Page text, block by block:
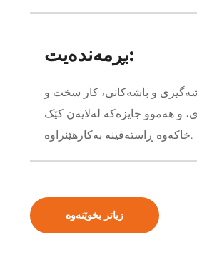
بڕمەندەیت:
و باشەکانی، کار سخت و
و هەموو جایزەکە لەلایەن کێک
خاکەوە ڕاستەقینە بەکارهێنراوە.
زیاتر بخوێنەوە